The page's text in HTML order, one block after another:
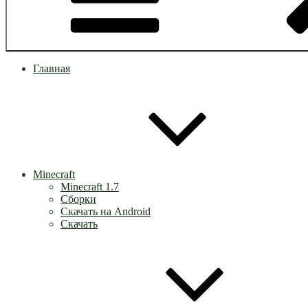
Главная
Minecraft
Minecraft 1.7
Сборки
Скачать на Android
Скачать